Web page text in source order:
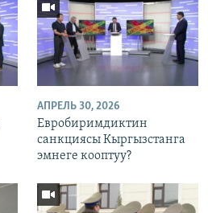
АПРЕЛЬ 30, 2026
Евробиримдиктин
санкциясы Кыргызстанга
эмнеге кооптуу?